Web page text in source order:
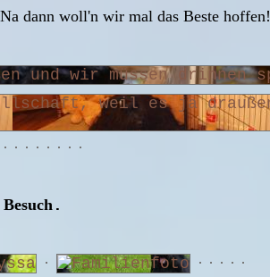
dann woll'n wir mal das Beste hoffen!
.